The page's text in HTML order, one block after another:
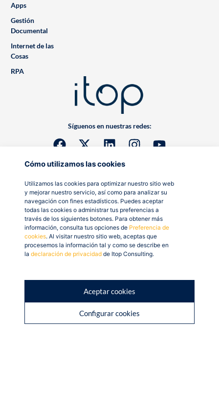
Cómo utilizamos las cookies
Utilizamos las cookies para optimizar nuestro sitio web
y mejorar nuestro servicio, así como para analizar su
navegación con fines estadísticos. Puedes aceptar
todas las cookies o administrar tus preferencias a
través de los siguientes botones. Para obtener más
información, consulta tus opciones de Preferencia de
cookies. Al visitar nuestro sitio web, aceptas que
procesemos la información tal y como se describe en
la declaración de privacidad de Itop Consulting.
Aceptar cookies
Configurar cookies
Síguenos en nuestras redes:
Apps
Gestión
Documental
Internet de las
Cosas
RPA